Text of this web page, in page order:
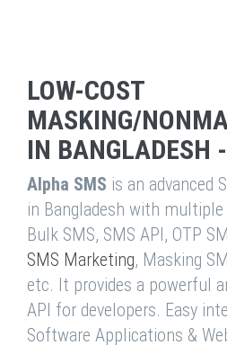
LOW-COST
MASKING/
IN BANGLADESH
Alpha SMS is an advanced
in Bangladesh with
Bulk SMS, SMS API, OTP
SMS Marketing, Masking
etc. It provides a powerful
API for developers. Easy
Software Applications &